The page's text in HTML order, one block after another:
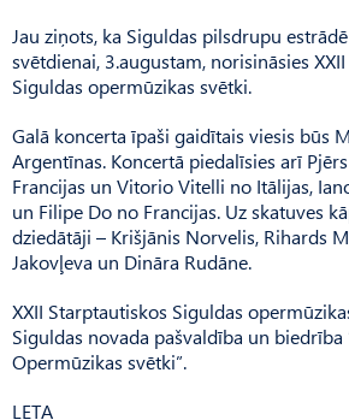
Jau ziņots, ka Siguldas pilsdrupu
svētdienai, 3.augustam, norisināsies
Siguldas opermūzikas svētki.
Galā koncerta īpaši gaidītais viesis būs
Argentīnas. Koncertā piedalīsies arī
Francijas un Vitorio Vitelli no Itālijas,
un Filipe Do no Francijas. Uz skatuves
dziedātāji – Krišjānis Norvelis, Rihards
Jakovļeva un Dināra Rudāne.
XXII Starptautiskos Siguldas
Siguldas novada pašvaldība un biedrība
Opermūzikas svētki”.
LETA